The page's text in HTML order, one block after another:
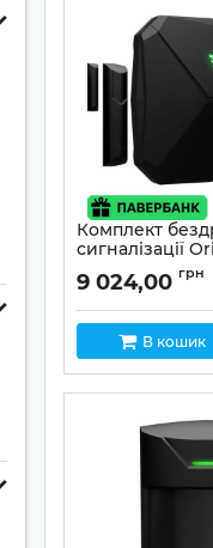
Комплект
сигналізації
Alarm kit
в подарунок
Артикул: 01-00025
9 024,00 грн
В кошик